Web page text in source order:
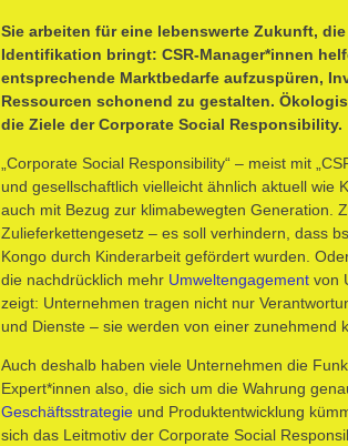
Sie arbeiten für eine lebenswerte Zukunft,
Identifikation bringt: CSR-Manager*innen
entsprechende Marktbedarfe aufzuspüren,
Ressourcen schonend zu gestalten.
die Ziele der Corporate Social Responsibility.
„Corporate Social Responsibility“ – meist mit
und gesellschaftlich vielleicht ähnlich aktuell wie
auch mit Bezug zur klimabewegten Generation.
Zulieferkettengesetz – es soll verhindern, dass
Kongo durch Kinderarbeit gefördert wurden.
die nachdrücklich mehr Umweltengagement von
zeigt: Unternehmen tragen nicht nur
und Dienste – sie werden von einer zunehmend
Auch deshalb haben viele Unternehmen die
Expert*innen also, die sich um die Wahrung
Geschäftsstrategie und Produktentwicklung
sich das Leitmotiv der Corporate Social